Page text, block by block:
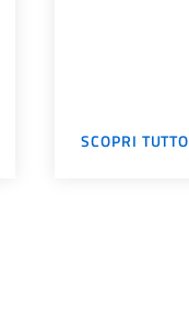
SCOPRI TUTTO